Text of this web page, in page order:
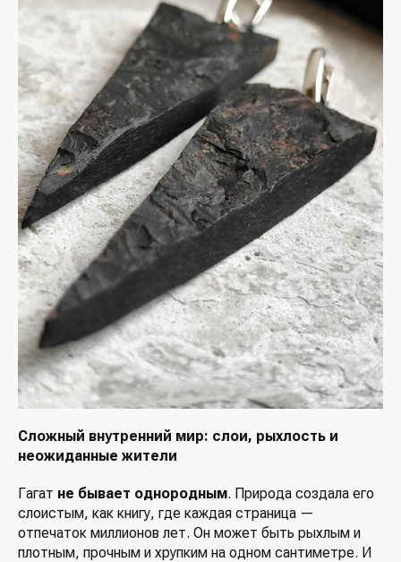
Сложный внутренний мир: слои, рыхлость и
неожиданные жители
Гагат не бывает однородным. Природа создала его
слоистым, как книгу, где каждая страница —
отпечаток миллионов лет. Он может быть рыхлым и
плотным, прочным и хрупким на одном сантиметре. И